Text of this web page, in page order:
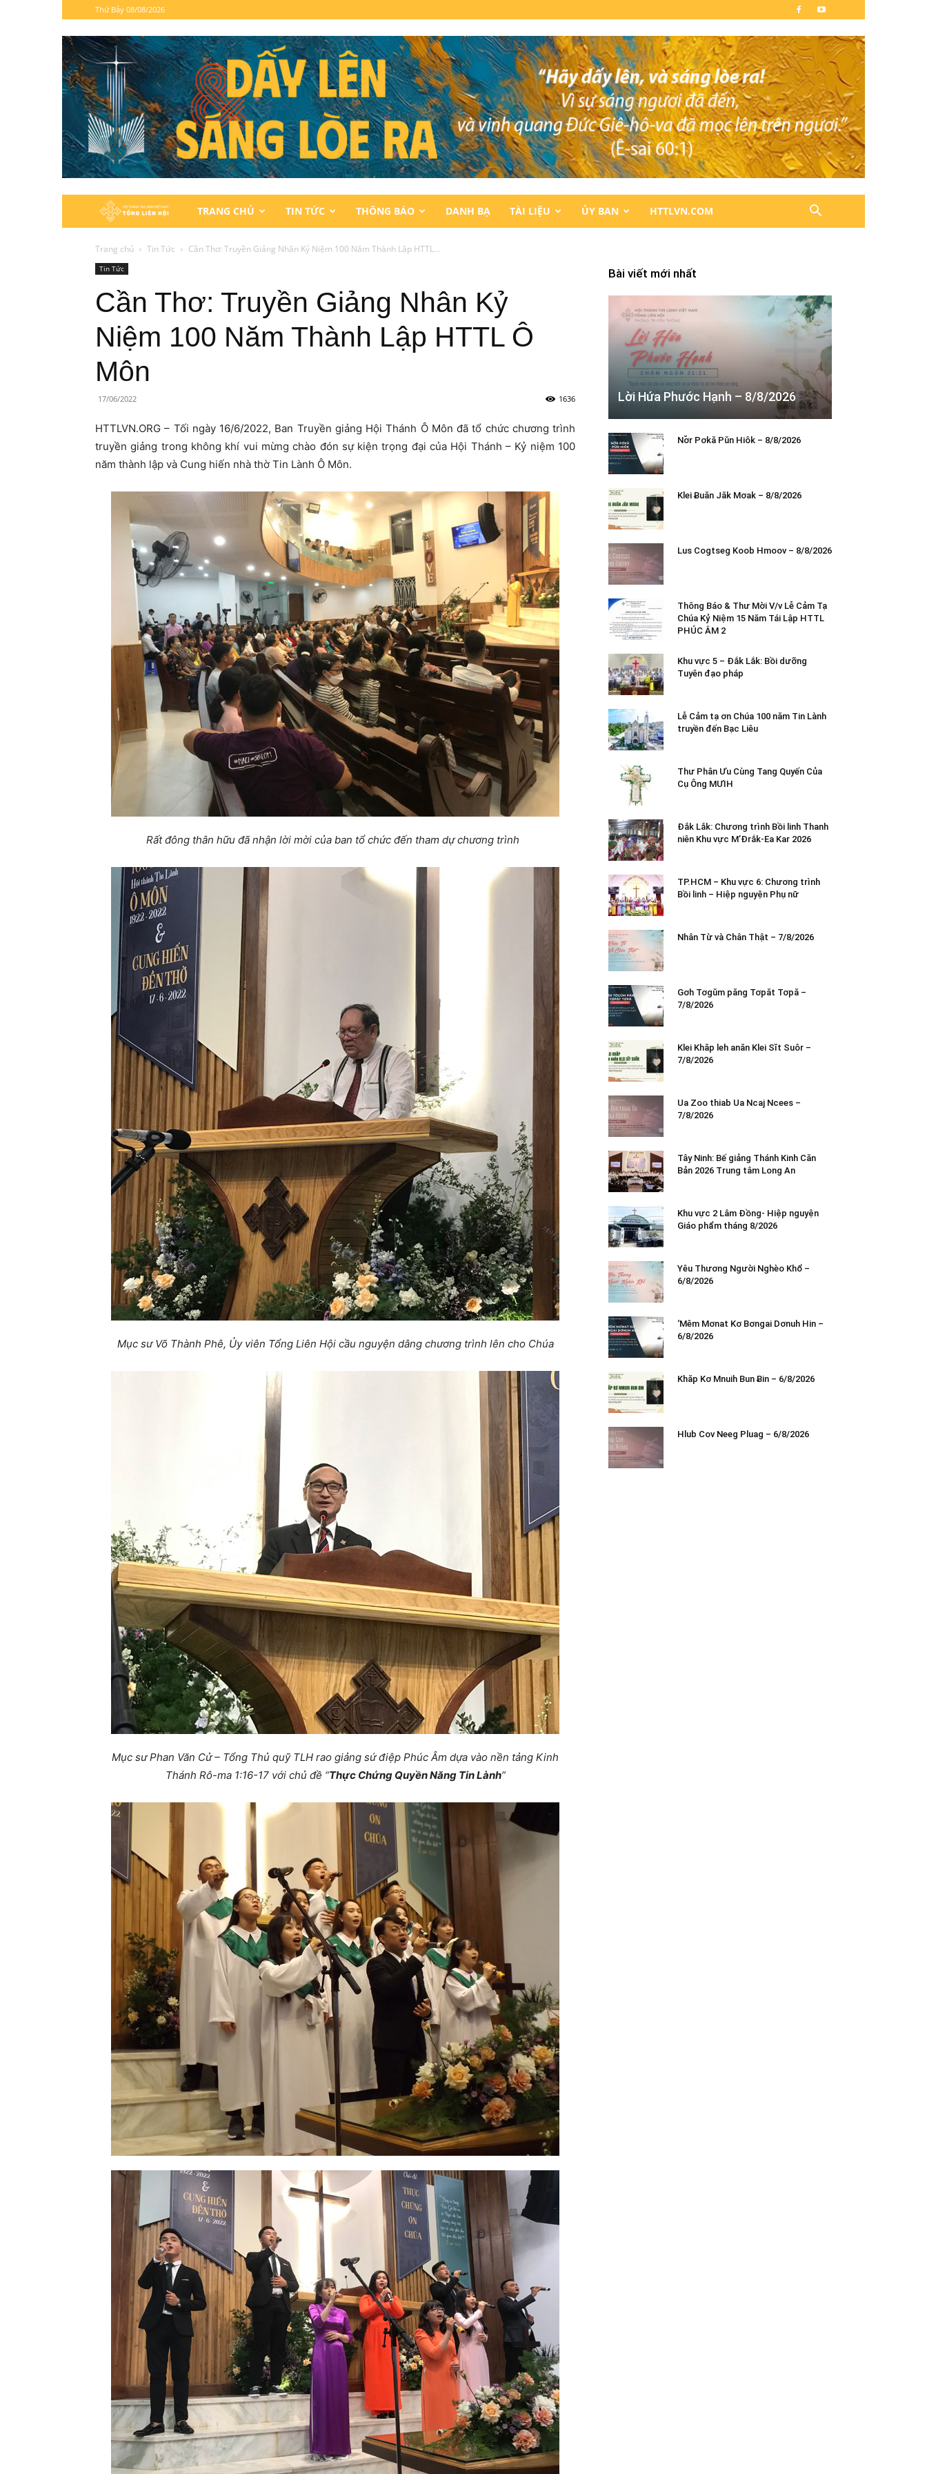
Thứ Bảy 08/08/2026
Hội
Thánh
Lành
Việt
TRANG CHỦ TIN TỨC THÔNG BÁO DANH BẠ TÀI LIỆU ỦY BAN HTTLVN.COM
Trang chủ Tin Tức Cần Thơ: Truyền Giảng Nhân Kỷ Niệm 100 Năm Thành Lập HTTL...
Tin Tức
Cần Thơ: Truyền Giảng Nhân Kỷ
Niệm 100 Năm Thành Lập HTTL Ô
Môn
17/06/2022 1636
HTTLVN.ORG – Tối ngày 16/6/2022, Ban Truyền giảng Hội Thánh Ô Môn đã tổ chức chương trình
truyền giảng trong không khí vui mừng chào đón sự kiện trọng đại của Hội Thánh – Kỷ niệm 100
năm thành lập và Cung hiến nhà thờ Tin Lành Ô Môn.
Rất đông thân hữu đã nhận lời mời của ban tổ chức đến tham dự chương trình
Mục sư Võ Thành Phê, Ủy viên Tổng Liên Hội cầu nguyện dâng chương trình lên cho Chúa
Mục sư Phan Văn Cử – Tổng Thủ quỹ TLH rao giảng sứ điệp Phúc Âm dựa vào nền tảng Kinh
Thánh Rô-ma 1:16-17 với chủ đề “Thực Chứng Quyền Năng Tin Lành”
Bài viết mới nhất
Lời Hứa Phước Hạnh – 8/8/2026
Nơ̆r Pơkă Pŭn Hiôk – 8/8/2026
Klei Ƀuăn Jăk Mơak – 8/8/2026
Lus Cogtseg Koob Hmoov – 8/8/2026
Thông Báo & Thư Mời V/v Lễ Cảm Tạ
Chúa Kỷ Niệm 15 Năm Tái Lập HTTL
PHÚC ÂM 2
Khu vực 5 – Đắk Lắk: Bồi dưỡng
Tuyên đạo pháp
Lễ Cảm tạ ơn Chúa 100 năm Tin Lành
truyền đến Bạc Liêu
Thư Phân Ưu Cùng Tang Quyến Của
Cụ Ông MƯIH
Đắk Lắk: Chương trình Bồi linh Thanh
niên Khu vực M’Đrắk-Ea Kar 2026
TP.HCM – Khu vực 6: Chương trình
Bồi linh – Hiệp nguyện Phụ nữ
Nhân Từ và Chân Thật – 7/8/2026
Gơh Tơgŭm păng Tơpăt Tơpă –
7/8/2026
Klei Khăp leh anăn Klei Sĭt Suôr –
7/8/2026
Ua Zoo thiab Ua Ncaj Ncees –
7/8/2026
Tây Ninh: Bế giảng Thánh Kinh Căn
Bản 2026 Trung tâm Long An
Khu vực 2 Lâm Đồng- Hiệp nguyện
Giáo phẩm tháng 8/2026
Yêu Thương Người Nghèo Khổ –
6/8/2026
‘Mêm Mơnat Kơ Bơngai Dơnuh Hin –
6/8/2026
Khăp Kơ Mnuih Bun Ƀin – 6/8/2026
Hlub Cov Neeg Pluag – 6/8/2026